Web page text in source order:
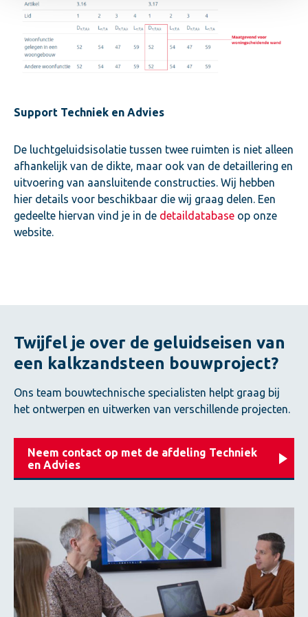
Support Techniek en Advies
De luchtgeluidsisolatie tussen twee ruimten is niet alleen
afhankelijk van de dikte, maar ook van de detaillering en
uitvoering van aansluitende constructies. Wij hebben
hier details voor beschikbaar die wij graag delen. Een
gedeelte hiervan vind je in de detaildatabase op onze
website.
Twijfel je over de geluidseisen van
een kalkzandsteen bouwproject?
Ons team bouwtechnische specialisten helpt graag bij
het ontwerpen en uitwerken van verschillende projecten.
Neem contact op met de afdeling Techniek
en Advies